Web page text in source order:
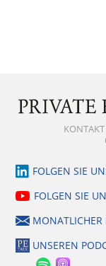
KONTAKT
FOLGEN SIE
FOLGEN SIE
MONATLICHER
UNSEREN